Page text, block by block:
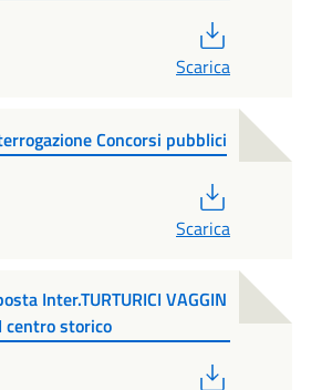
Scarica
Concorsi pubblici
Scarica
Inter.TURTURICI VAGGIN
centro storico